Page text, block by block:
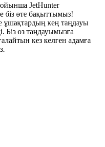
JetHunter
біз өте бақыттымыз!
ұшақтардың кең таңдауы
Біз өз таңдауымызға
кез келген адамға